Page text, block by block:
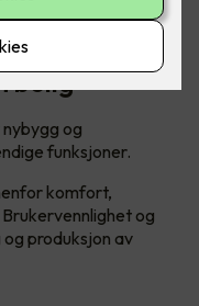
bolig
og
funksjoner.
komfort,
og
produksjon av